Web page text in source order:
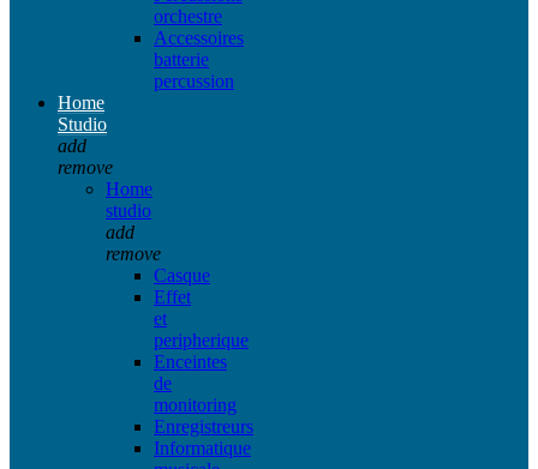
orchestre
Accessoires
batterie
percussion
Home
Studio
add
remove
Home
studio
add
remove
Casque
Effet
et
peripherique
Enceintes
de
monitoring
Enregistreurs
Informatique